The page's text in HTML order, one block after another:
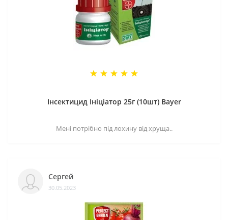
Інсектицид Ініціатор 25г (10шт) Bayer
Мені потрібно під лохину від хруща..
Сергей
30.05.2023